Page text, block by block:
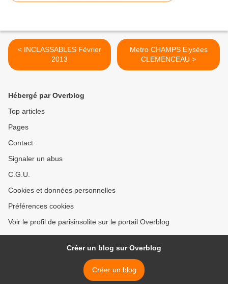
< INCLASSABLES Février
2013
Metro CHAMPS Elysées
CLEMENCEAU >
Hébergé par Overblog
Top articles
Pages
Contact
Signaler un abus
C.G.U.
Cookies et données personnelles
Préférences cookies
Voir le profil de parisinsolite sur le portail Overblog
Créer un blog sur Overblog
Créer un blog